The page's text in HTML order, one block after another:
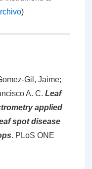
)
Gil, Jaime;
A. C. Leaf
applied
spot disease
. PLoS ONE